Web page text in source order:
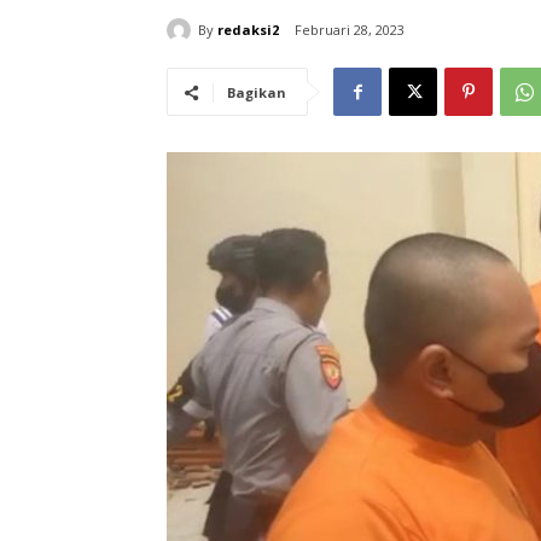
By redaksi2 Februari 28, 2023
Bagikan